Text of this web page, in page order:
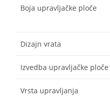
Boja upravljačke ploče
Dizajn vrata
Izvedba upravljačke ploče
Vrsta upravljanja